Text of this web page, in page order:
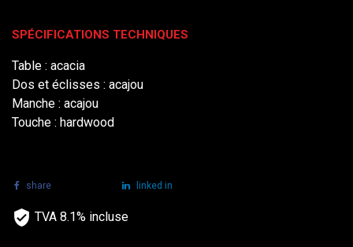
SPÉCIFICATIONS TECHNIQUES
Table : acacia
Dos et éclisses : acajou
Manche : acajou
Touche : hardwood
share linked in
TVA 8.1% incluse